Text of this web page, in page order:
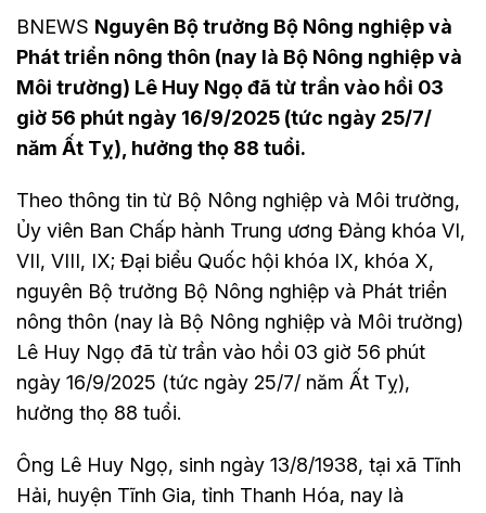
BNEWS Nguyên Bộ trưởng Bộ Nông nghiệp và
Phát triển nông thôn (nay là Bộ Nông nghiệp và
Môi trường) Lê Huy Ngọ đã từ trần vào hồi 03
giờ 56 phút ngày 16/9/2025 (tức ngày 25/7/
năm Ất Tỵ), hưởng thọ 88 tuổi.
Theo thông tin từ Bộ Nông nghiệp và Môi trường,
Ủy viên Ban Chấp hành Trung ương Đảng khóa VI,
VII, VIII, IX; Đại biểu Quốc hội khóa IX, khóa X,
nguyên Bộ trưởng Bộ Nông nghiệp và Phát triển
nông thôn (nay là Bộ Nông nghiệp và Môi trường)
Lê Huy Ngọ đã từ trần vào hồi 03 giờ 56 phút
ngày 16/9/2025 (tức ngày 25/7/ năm Ất Tỵ),
hưởng thọ 88 tuổi.
Ông Lê Huy Ngọ, sinh ngày 13/8/1938, tại xã Tĩnh
Hải, huyện Tĩnh Gia, tỉnh Thanh Hóa, nay là